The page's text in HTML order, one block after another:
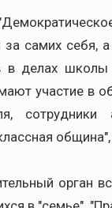
за самих себя,
в делах
участие в
сотрудники
орган